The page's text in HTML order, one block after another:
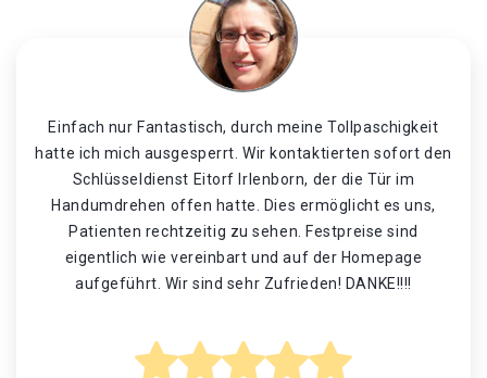
Einfach nur Fantastisch, durch meine Tollpaschigkeit
hatte ich mich ausgesperrt. Wir kontaktierten sofort den
Schlüsseldienst Eitorf Irlenborn, der die Tür im
Handumdrehen offen hatte. Dies ermöglicht es uns,
Patienten rechtzeitig zu sehen. Festpreise sind
eigentlich wie vereinbart und auf der Homepage
aufgeführt. Wir sind sehr Zufrieden! DANKE!!!!